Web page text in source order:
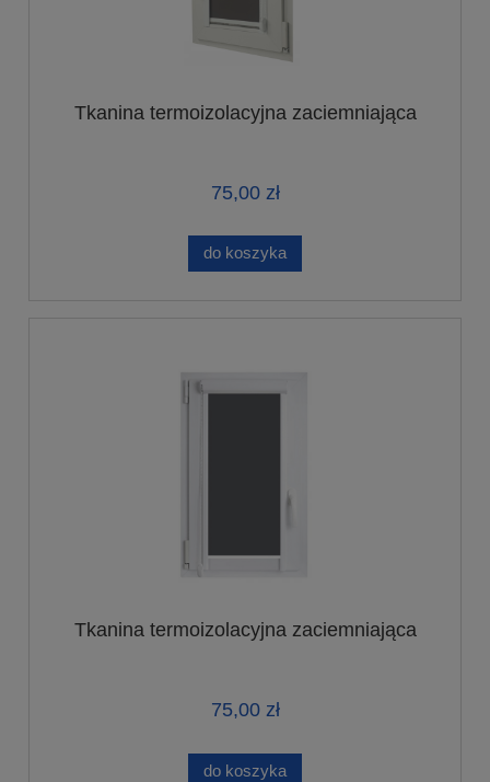
Tkanina termoizolacyjna zaciemniająca
75,00 zł
do koszyka
Tkanina termoizolacyjna zaciemniająca
75,00 zł
do koszyka